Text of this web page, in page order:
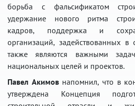
борьба с фальсификатом
удержание нового ритма
кадров, поддержка и
организаций, задействованных в
также являются важными
национальных целей и проектов.
Павел Акимовнапомнил, что в
утверждена Концепция